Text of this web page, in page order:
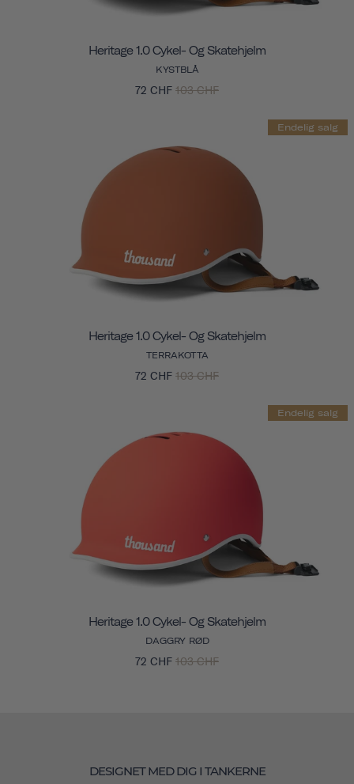
Heritage 1.0 Cykel- Og Skatehjelm
KYSTBLÅ
72 CHF 103 CHF
Endelig salg
Heritage 1.0 Cykel- Og Skatehjelm
TERRAKOTTA
72 CHF 103 CHF
Endelig salg
Heritage 1.0 Cykel- Og Skatehjelm
DAGGRY RØD
72 CHF 103 CHF
DESIGNET MED DIG I TANKERNE